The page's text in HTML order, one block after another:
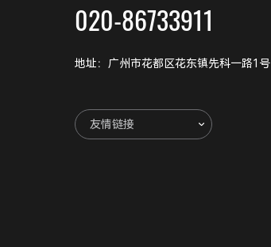
020-86733911
地址：广州市花都区花东镇先科一路1号
友情链接